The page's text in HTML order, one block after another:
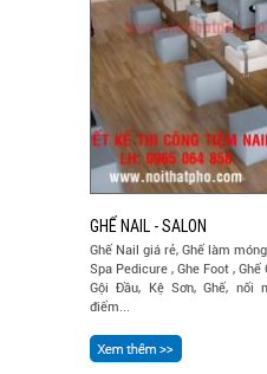
GHẾ NAIL - SALON
Ghế Nail giá rẻ, Ghế làm
Spa Pedicure , Ghe Foot ,
Gội Đầu, Kệ Sơn, Ghế, nối
điểm...